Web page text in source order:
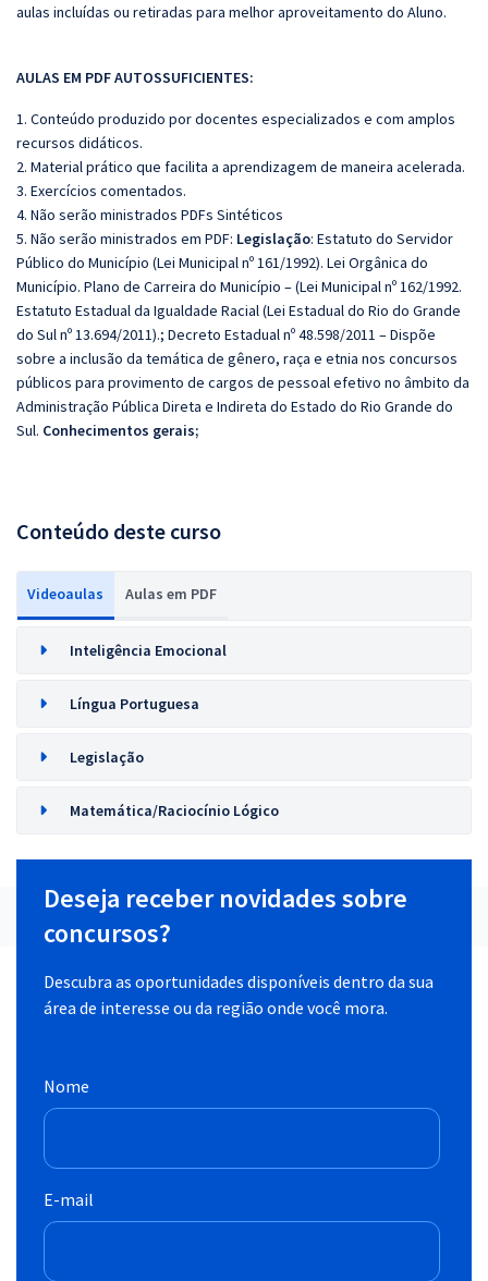
aulas incluídas ou retiradas para melhor aproveitamento do Aluno.
AULAS EM PDF AUTOSSUFICIENTES:
1. Conteúdo produzido por docentes especializados e com amplos
recursos didáticos.
2. Material prático que facilita a aprendizagem de maneira acelerada.
3. Exercícios comentados.
4. Não serão ministrados PDFs Sintéticos
5. Não serão ministrados em PDF: Legislação: Estatuto do Servidor
Público do Município (Lei Municipal nº 161/1992). Lei Orgânica do
Município. Plano de Carreira do Município – (Lei Municipal nº 162/1992.
Estatuto Estadual da Igualdade Racial (Lei Estadual do Rio do Grande
do Sul nº 13.694/2011).; Decreto Estadual nº 48.598/2011 – Dispõe
sobre a inclusão da temática de gênero, raça e etnia nos concursos
públicos para provimento de cargos de pessoal efetivo no âmbito da
Administração Pública Direta e Indireta do Estado do Rio Grande do
Sul. Conhecimentos gerais;
Conteúdo deste curso
Videoaulas Aulas em PDF
Inteligência Emocional
Língua Portuguesa
Legislação
Matemática/Raciocínio Lógico
Deseja receber novidades sobre
concursos?
Descubra as oportunidades disponíveis dentro da sua
área de interesse ou da região onde você mora.
Nome
E-mail